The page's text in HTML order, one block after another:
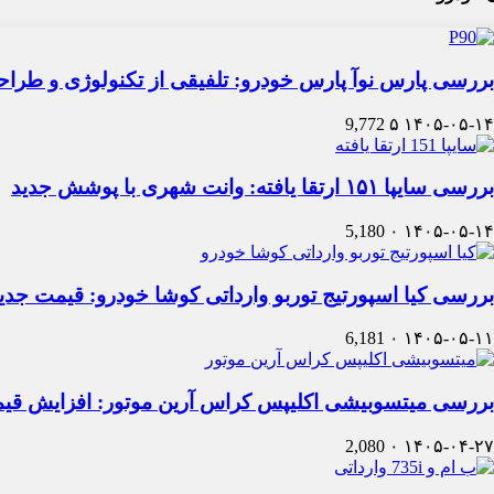
بررسی پارس نوآ پارس خودرو: تلفیقی از تکنولوژی و
۱۴۰۵-۰۵-۱۴ ۵ 9,772
بررسی سایپا ۱۵۱ ارتقا یافته: وانت شهری با پوشش جدید
۱۴۰۵-۰۵-۱۴ ۰ 5,180
بررسی کیا اسپورتیج توربو وارداتی کوشا خودرو: قیمت
۱۴۰۵-۰۵-۱۱ ۰ 6,181
بررسی میتسوبیشی اکلیپس کراس آرین موتور: افزایش
۱۴۰۵-۰۴-۲۷ ۰ 2,080